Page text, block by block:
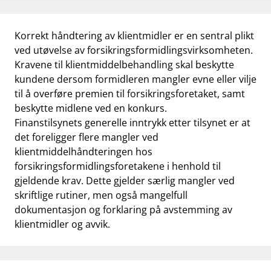
Korrekt håndtering av klientmidler er en sentral plikt
ved utøvelse av forsikringsformidlingsvirksomheten.
Kravene til klientmiddelbehandling skal beskytte
kundene dersom formidleren mangler evne eller vilje
til å overføre premien til forsikringsforetaket, samt
beskytte midlene ved en konkurs.
Finanstilsynets generelle inntrykk etter tilsynet er at
det foreligger flere mangler ved
klientmiddelhåndteringen hos
forsikringsformidlingsforetakene i henhold til
gjeldende krav. Dette gjelder særlig mangler ved
skriftlige rutiner, men også mangelfull
dokumentasjon og forklaring på avstemming av
klientmidler og avvik.